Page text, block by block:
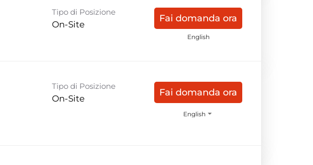
Tipo di Posizione
On-Site
Fai domanda ora
English
Tipo di Posizione
On-Site
Fai domanda ora
English